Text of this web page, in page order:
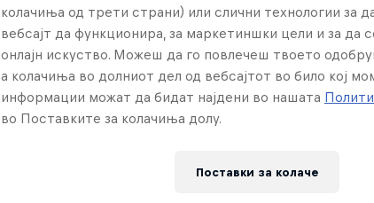
колачиња од трети страни) или слични технологии за
вебсајт да функционира, за маркетиншки цели и за да
онлајн искуство. Можеш да го повлечеш твоето
а колачиња во долниот дел од вебсајтот во било кој
информации можат да бидат најдени во нашата
во Поставките за колачиња долу.
Поставки за колачe